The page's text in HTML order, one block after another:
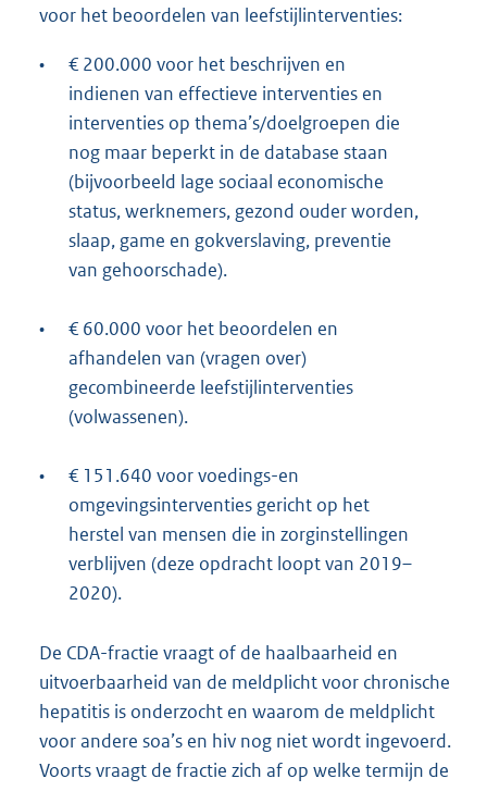
voor het beoordelen van leefstijlinterventies:
•
€ 200.000 voor het beschrijven en
indienen van effectieve interventies en
interventies op thema’s/doelgroepen die
nog maar beperkt in de database staan
(bijvoorbeeld lage sociaal economische
status, werknemers, gezond ouder worden,
slaap, game en gokverslaving, preventie
van gehoorschade).
•
€ 60.000 voor het beoordelen en
afhandelen van (vragen over)
gecombineerde leefstijlinterventies
(volwassenen).
•
€ 151.640 voor voedings-en
omgevingsinterventies gericht op het
herstel van mensen die in zorginstellingen
verblijven (deze opdracht loopt van 2019–
2020).
De CDA-fractie vraagt of de haalbaarheid en
uitvoerbaarheid van de meldplicht voor chronische
hepatitis is onderzocht en waarom de meldplicht
voor andere soa’s en hiv nog niet wordt ingevoerd.
Voorts vraagt de fractie zich af op welke termijn de